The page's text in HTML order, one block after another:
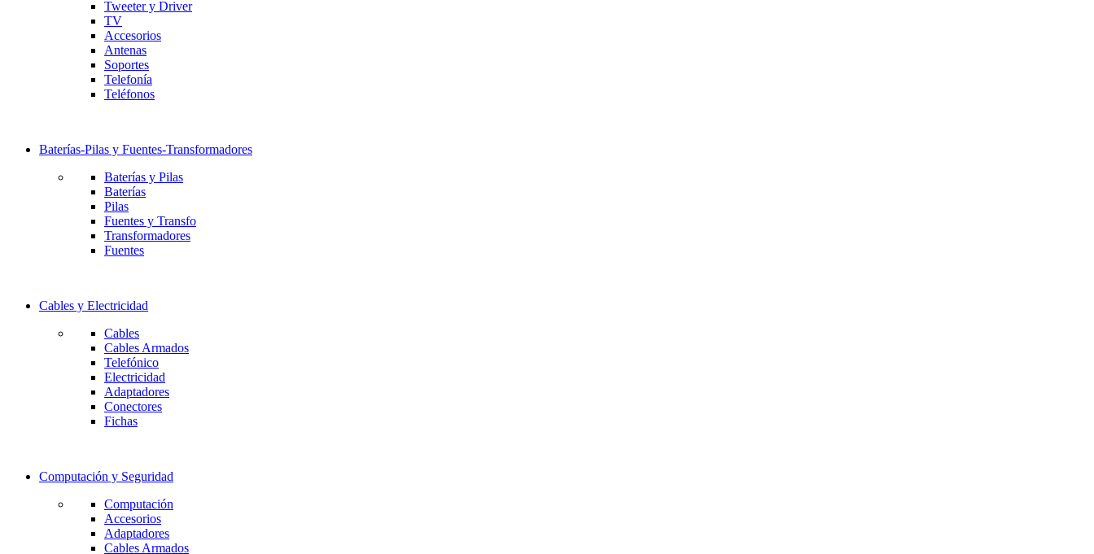
Tweeter y Driver
TV
Accesorios
Antenas
Soportes
Telefonía
Teléfonos
Baterías-Pilas y Fuentes-Transformadores
Baterías y Pilas
Baterías
Pilas
Fuentes y Transfo
Transformadores
Fuentes
Cables y Electricidad
Cables
Cables Armados
Telefónico
Electricidad
Adaptadores
Conectores
Fichas
Computación y Seguridad
Computación
Accesorios
Adaptadores
Cables Armados